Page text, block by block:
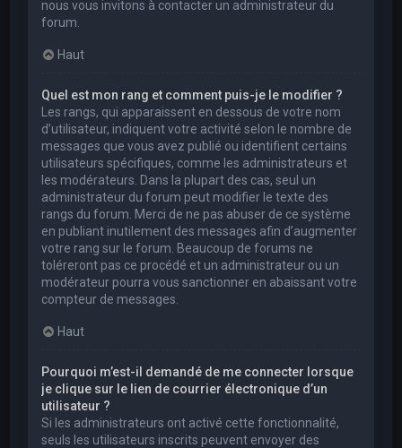
nous vous invitons à contacter un administrateur du
forum.
Haut
Quel est mon rang et comment puis-je le modifier ?
Les rangs, qui apparaissent en dessous de votre nom
d’utilisateur, indiquent votre activité selon le nombre de
messages que vous avez publié ou identifient certains
utilisateurs spécifiques, comme les administrateurs et
les modérateurs. Dans la plupart des cas, seul un
administrateur du forum peut modifier le texte des
rangs du forum. Merci de ne pas abuser de ce système
en publiant inutilement des messages afin d’augmenter
votre rang sur le forum. Beaucoup de forums ne
toléreront pas ce procédé et un administrateur ou un
modérateur pourra vous sanctionner en abaissant votre
compteur de messages.
Haut
Pourquoi m’est-il demandé de me connecter lorsque
je clique sur le lien de courrier électronique d’un
utilisateur ?
Si les administrateurs ont activé cette fonctionnalité,
seuls les utilisateurs inscrits peuvent envoyer des